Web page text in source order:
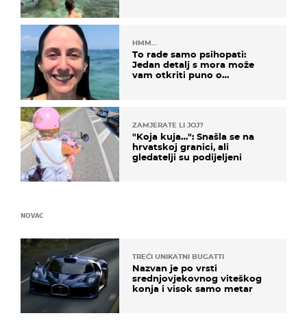
HMM…
To rade samo psihopati:
Jedan detalj s mora može
vam otkriti puno o
ZAMJERATE LI JOJ?
"Koja kuja…": Snašla se na
hrvatskoj granici, ali
gledatelji su podijeljeni
NOVAC
TREĆI UNIKATNI BUGATTI
Nazvan je po vrsti
srednjovjekovnog viteškog
konja i visok samo metar